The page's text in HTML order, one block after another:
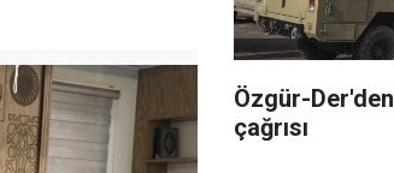
Özgür-
çağrısı